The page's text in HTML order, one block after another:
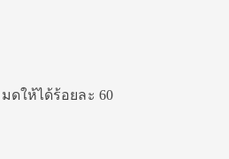
ดให้ได้ร้อยละ 60